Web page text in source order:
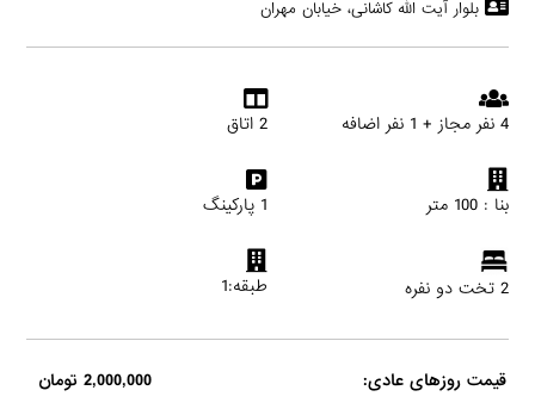
بلوار آیت الله کاشانی، خیابان مهران
4 نفر مجاز + 1 نفر اضافه 2 اتاق
بنا : 100 متر 1 پارکینگ
2 تخت دو نفره طبقه:1
قیمت روزهای عادی: 2,000,000 تومان